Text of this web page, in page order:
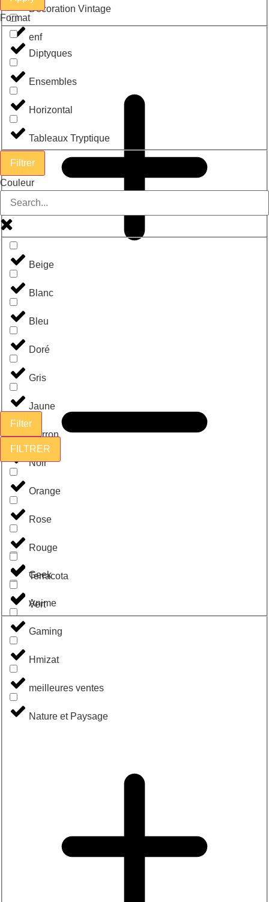
Décoration Vintage
enf
Geek
Anime
Gaming
Hmizat
meilleures ventes
Nature et Paysage
Format
Diptyques
Ensembles
Horizontal
Tableaux Tryptique
Filtrer
Couleur
Beige
Blanc
Bleu
Doré
Gris
Jaune
Marron
Noir
Orange
Rose
Rouge
Terracota
Vert
Filter
FILTRER